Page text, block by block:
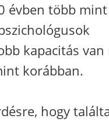
évben több mint
kapacitás van
korábban.
hogy